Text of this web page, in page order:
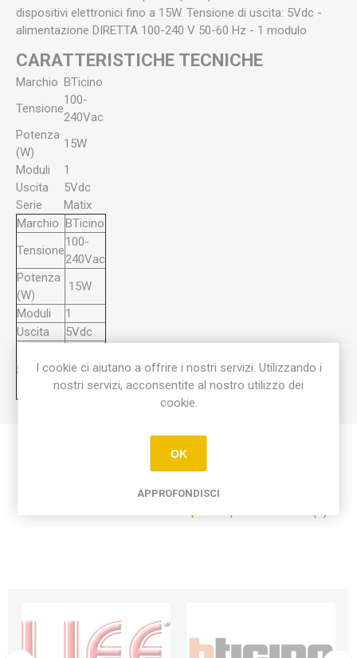
dispositivi elettronici fino a 15W. Tensione di uscita: 5Vdc -
alimentazione DIRETTA 100-240 V 50-60 Hz - 1 modulo
CARATTERISTICHE TECNICHE
Marchio BTicino
Tensione
100-
240Vac
Potenza
(W)
15W
Moduli
1
Uscita
5Vdc
Serie
Matix
Marchio BTicino
Tensione
100-
240Vac
Potenza
(W)
15W
Moduli
1
Uscita
5Vdc
Serie 5Vdc
Etichetta del prodotto
I cookie ci aiutano a offrire i nostri servizi. Utilizzando i
nostri servizi, acconsentite al nostro utilizzo dei
cookie.
OK
APPROFONDISCI